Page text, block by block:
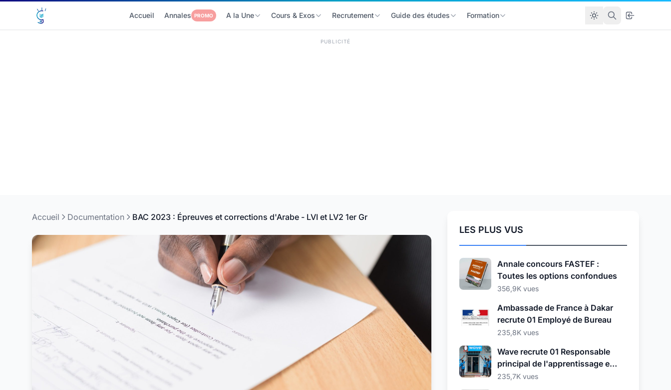
Accueil Annales PROMO A la Une Cours & Exos Recrutement Guide des études Formation
PUBLICITÉ
Accueil Documentation BAC 2023 : Épreuves et corrections d'Arabe - LVI et LV2 1er Gr
LES PLUS VUS
Annale concours FASTEF :
Toutes les options confondues
356,9K vues
Ambassade de France à Dakar
recrute 01 Employé de Bureau
235,8K vues
Wave recrute 01 Responsable
principal de l'apprentissage et
du développement
235,7K vues